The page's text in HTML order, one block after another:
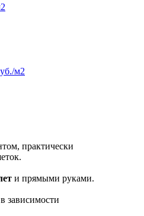
м2
практически
и прямыми руками.
в зависимости